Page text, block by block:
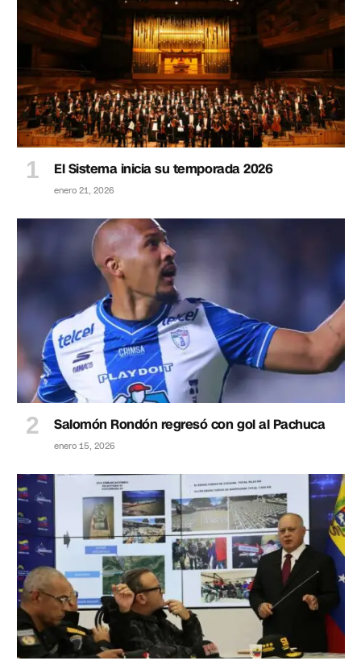
El Sistema inicia su temporada 2026
enero 21, 2026
Salomón Rondón regresó con gol al Pachuca
enero 15, 2026